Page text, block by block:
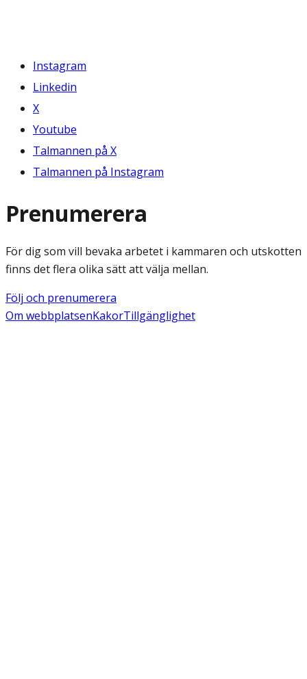
Instagram
Linkedin
X
Youtube
Talmannen på X
Talmannen på Instagram
Prenumerera
För dig som vill bevaka arbetet i kammaren och utskotten
finns det flera olika sätt att välja mellan.
Följ och prenumerera
Om webbplatsenKakorTillgänglighet